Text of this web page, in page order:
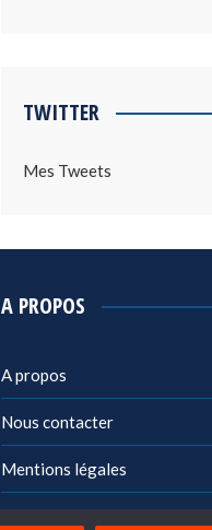
TWITTER
Mes Tweets
A PROPOS
A propos
Nous contacter
Mentions légales
Politique de confidentialité